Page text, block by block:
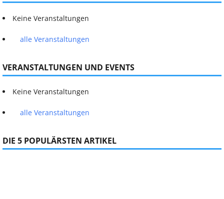
Keine Veranstaltungen
alle Veranstaltungen
VERANSTALTUNGEN UND EVENTS
Keine Veranstaltungen
alle Veranstaltungen
DIE 5 POPULÄRSTEN ARTIKEL